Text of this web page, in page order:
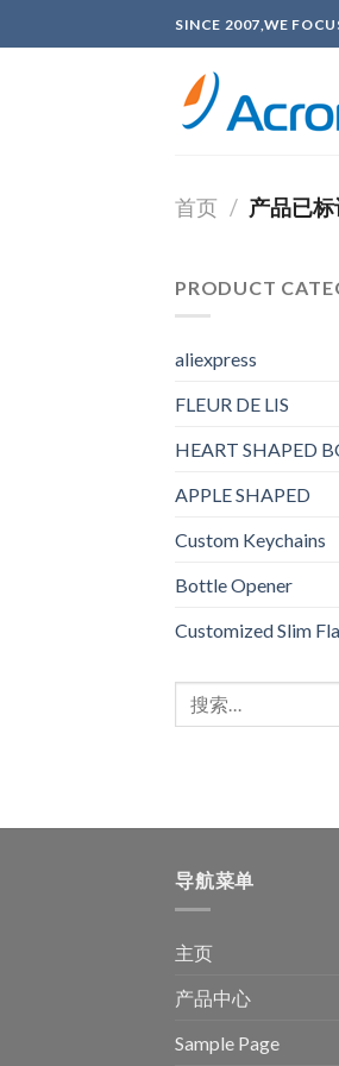
to
SINCE 2007,WE
首页 / 产品已
PRODUCT
aliexpress
FLEUR DE LIS
HEART SHAPED
APPLE SHAPED
Custom Keychains
Bottle Opener
Customized Slim
导航菜单
主页
产品中心
Sample Page